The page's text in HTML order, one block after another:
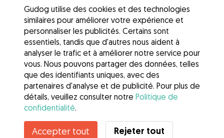
Gudog utilise des cookies et des technologies
similaires pour améliorer votre expérience et
personnaliser les publicités. Certains sont
essentiels, tandis que d'autres nous aident à
analyser le trafic et à améliorer notre service pour
vous. Nous pouvons partager des données, telles
que des identifiants uniques, avec des
partenaires d'analyse et de publicité. Pour plus de
détails, veuillez consulter notre Politique de
confidentialité.
Accepter tout Rejeter tout